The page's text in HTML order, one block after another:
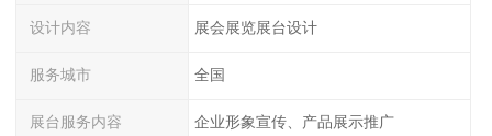
设计内容 展会展览展台设计
服务城市 全国
展台服务内容 企业形象宣传、产品展示推广